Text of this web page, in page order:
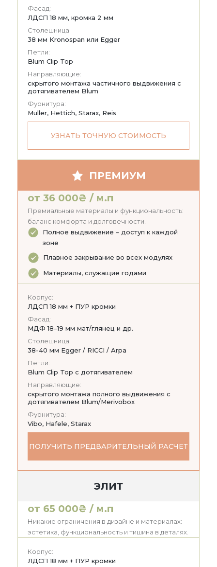
Фасад:
ЛДСП 18 мм, кромка 2 мм
Столешница:
38 мм Kronospan или Egger
Петли:
Blum Clip Top
Направляющие:
скрытого монтажа частичного выдвижения с
дотягивателем Blum
Фурнитура:
Muller, Hettich, Starax, Reis
УЗНАТЬ ТОЧНУЮ СТОИМОСТЬ
ПРЕМИУМ
от 36 000₴ / м.п
Премиальные материалы и функциональность:
баланс комфорта и долговечности.
Полное выдвижение – доступ к каждой
зоне
Плавное закрывание во всех модулях
Материалы, служащие годами
Корпус:
ЛДСП 18 мм + ПУР кромки
Фасад:
МДФ 18–19 мм мат/глянец и др.
Столешница:
38-40 мм Egger / RICCI / Arpa
Петли:
Blum Clip Top с дотягивателем
Направляющие:
скрытого монтажа полного выдвижения с
дотягивателем Blum/Merivobox
Фурнитура:
Vibo, Hafele, Starax
ПОЛУЧИТЬ ПРЕДВАРИТЕЛЬНЫЙ РАСЧЕТ
ЭЛИТ
от 65 000₴ / м.п
Никакие ограничения в дизайне и материалах:
эстетика, функциональность и тишина в деталях.
Корпус:
ЛДСП 18 мм + ПУР кромки